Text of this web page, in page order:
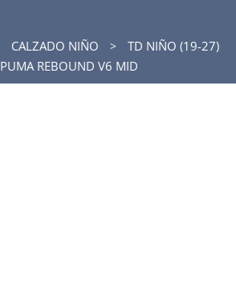
CALZADO NIÑO
TD NIÑO (19-27)
PUMA REBOUND V6 MID